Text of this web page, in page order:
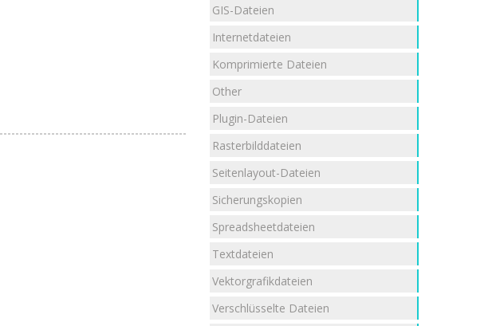
GIS-Dateien
Internetdateien
Komprimierte Dateien
Other
Plugin-Dateien
Rasterbilddateien
Seitenlayout-Dateien
Sicherungskopien
Spreadsheetdateien
Textdateien
Vektorgrafikdateien
Verschlüsselte Dateien